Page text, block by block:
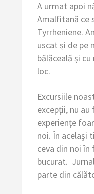
A urmat apoi
Amalfitană ce
Tyrrheniene.
uscat și de pe
bălăceală și
loc.
Excursiile
excepții, nu
experiențe
noi. În același
ceva din noi în
bucurat.
parte din